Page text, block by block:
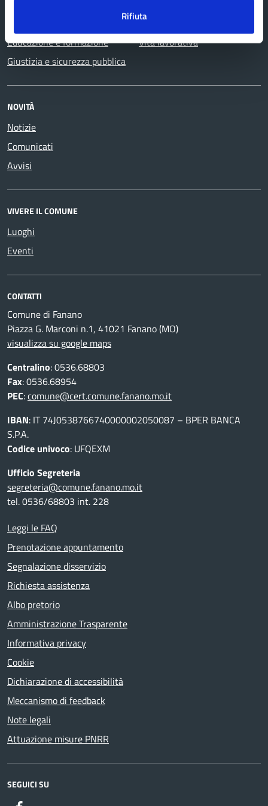
Rifiuta
Catasto e urbanistica
Educazione e formazione
Giustizia e sicurezza pubblica
contravvenzioni
Turismo
Vita lavorativa
NOVITÀ
Notizie
Comunicati
Avvisi
VIVERE IL COMUNE
Luoghi
Eventi
CONTATTI
Comune di Fanano
Piazza G. Marconi n.1, 41021 Fanano (MO)
visualizza su google maps
Centralino: 0536.68803
Fax: 0536.68954
PEC:comune@cert.comune.fanano.mo.it
IBAN: IT 74J0538766740000002050087 – BPER BANCA
S.P.A.
Codice univoco: UFQEXM
Ufficio Segreteria
segreteria@comune.fanano.mo.it
tel. 0536/68803 int. 228
Leggi le FAQ
Prenotazione appuntamento
Segnalazione disservizio
Richiesta assistenza
Albo pretorio
Amministrazione Trasparente
Informativa privacy
Cookie
Dichiarazione di accessibilità
Meccanismo di feedback
Note legali
Attuazione misure PNRR
SEGUICI SU